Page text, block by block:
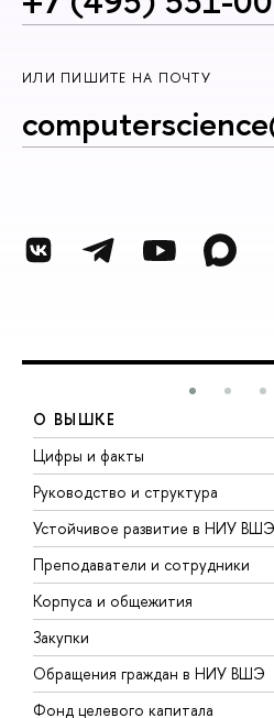
ИЛИ ПИШИТЕ НА ПОЧТУ
О ВЫШКЕ
Цифры и факты
Руководство и структура
Устойчивое развитие в НИУ ВШЭ
Преподаватели и сотрудники
Корпуса и общежития
Закупки
Обращения граждан в НИУ ВШЭ
Фонд целевого капитала